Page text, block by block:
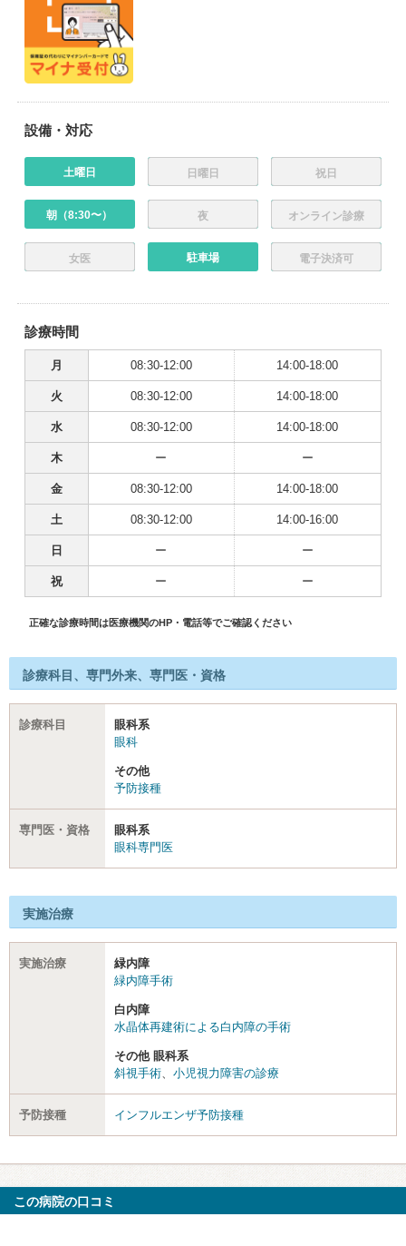
設備・対応
土曜日 日曜日 祝日
朝（8:30〜） 夜 オンライン診療
女医 駐車場 電子決済可
診療時間
月 08:30-12:00 14:00-18:00
火 08:30-12:00 14:00-18:00
水 08:30-12:00 14:00-18:00
木 ー ー
金 08:30-12:00 14:00-18:00
土 08:30-12:00 14:00-16:00
日 ー ー
祝 ー ー
正確な診療時間は医療機関のHP・電話等でご確認ください
診療科目、専門外来、専門医・資格
診療科目
眼科系
眼科
その他
予防接種
専門医・資格
眼科系
眼科専門医
実施治療
実施治療
緑内障
緑内障手術
白内障
水晶体再建術による白内障の手術
その他 眼科系
斜視手術、 小児視力障害の診療
予防接種 インフルエンザ予防接種
この病院の口コミ